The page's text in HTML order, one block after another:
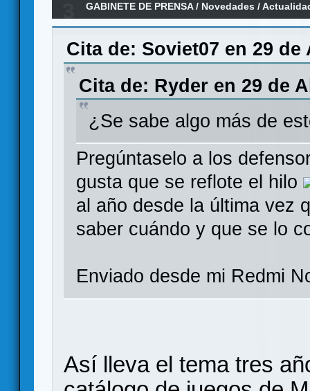
GABINETE DE PRENSA/ Novedades /
Edition en KS para Mayo
Cita de: Soviet07 en 29 de
Cita de: Ryder en 29 de
¿Se sabe algo más de
Pregúntaselo a los
gusta que se reflote el hilo
al año desde la última vez
saber cuándo y que se lo
Enviado desde mi Redmi
Así lleva el tema tres